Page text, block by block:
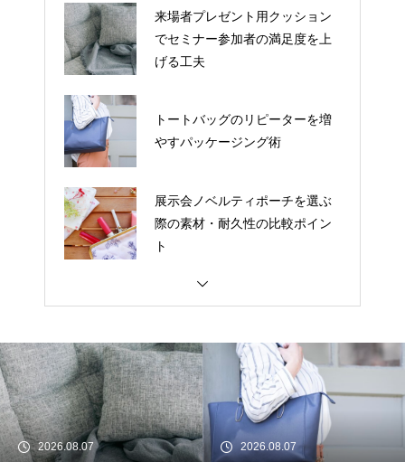
来場者プレゼント用クッション
でセミナー参加者の満足度を上
げる工夫
トートバッグのリピーターを増
やすパッケージング術
展示会ノベルティポーチを選ぶ
際の素材・耐久性の比較ポイン
ト
刻印入りタンブラーにロゴを入
AIツールでフェイスタオルのデ
ザインを時短する方法
2026.08.07
2026.08.07